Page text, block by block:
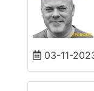
03-11-